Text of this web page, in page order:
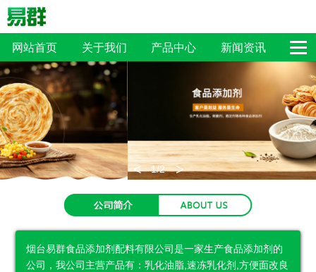
网站首页 关于我们 产品中心 新闻资讯
在线留言 联系我们
1/2
< >
烟台易群食品添加剂配料有限公司是一家生产食品添加剂的
公司，我公司主营产品有：乳化油脂,速冻乳化剂,方便面改良